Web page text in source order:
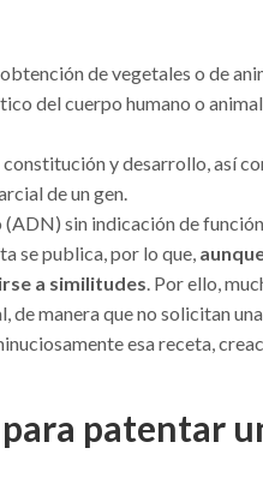
de vegetales o de
del cuerpo humano o
y desarrollo, así
de un gen.
sin indicación de
se publica, por lo que,
a similitudes. Por ello,
manera que no solicitan
esa receta,
patentar